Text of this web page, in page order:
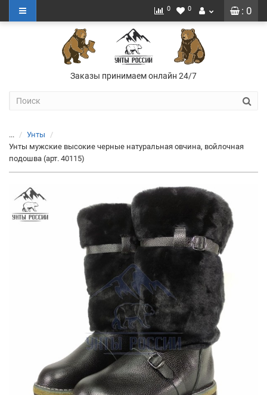
: 0
0 0
Заказы принимаем онлайн 24/7
...
Унты
Унты мужские высокие черные натуральная овчина, войлочная
подошва (арт. 40115)